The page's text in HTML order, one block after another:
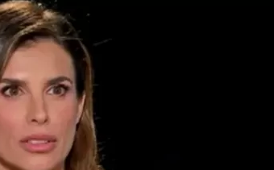
e Giornalismo e trasformo la
un lavoro.